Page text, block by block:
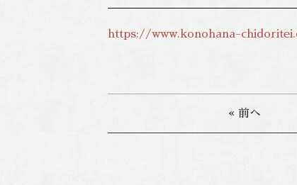
https://www.konohana-
« 前へ